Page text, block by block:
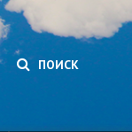
ПОИСК